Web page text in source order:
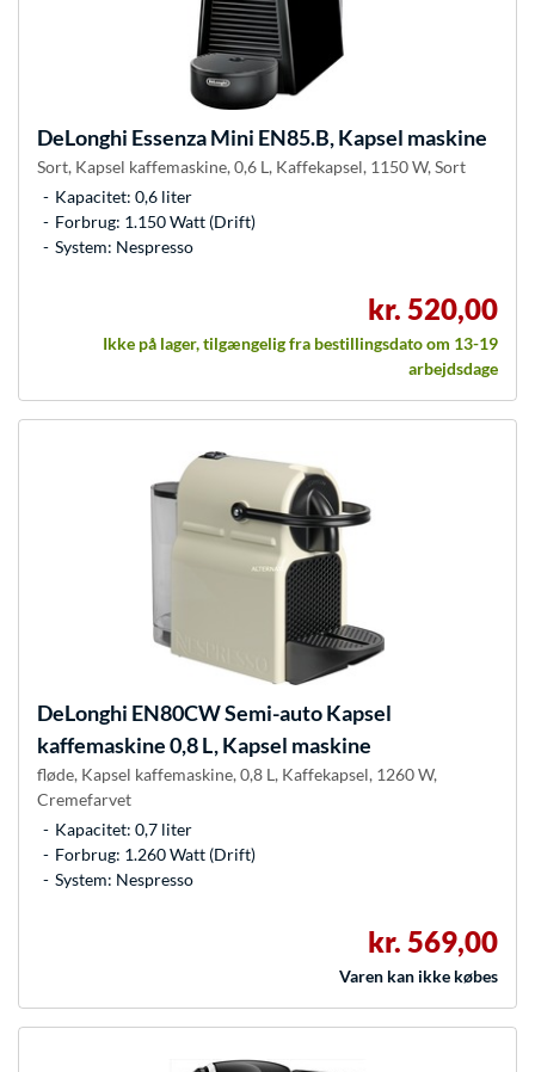
DeLonghi Essenza Mini EN85.B, Kapsel maskine
Sort, Kapsel kaffemaskine, 0,6 L, Kaffekapsel, 1150 W, Sort
Kapacitet: 0,6 liter
Forbrug: 1.150 Watt (Drift)
System: Nespresso
kr. 520,00
Ikke på lager, tilgængelig fra bestillingsdato om 13-19
arbejdsdage
DeLonghi EN80CW Semi-auto Kapsel
kaffemaskine 0,8 L, Kapsel maskine
fløde, Kapsel kaffemaskine, 0,8 L, Kaffekapsel, 1260 W,
Cremefarvet
Kapacitet: 0,7 liter
Forbrug: 1.260 Watt (Drift)
System: Nespresso
kr. 569,00
Varen kan ikke købes